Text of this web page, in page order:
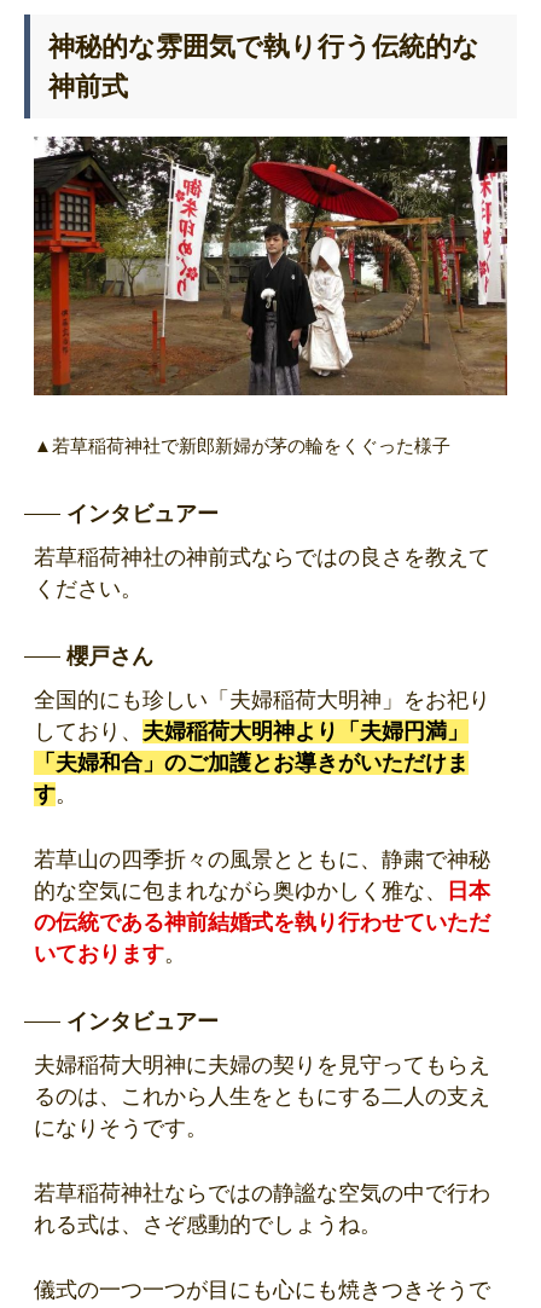
神秘的な雰囲気で執り行う伝統的な
神前式
▲若草稲荷神社で新郎新婦が茅の輪をくぐった様子
インタビュアー
若草稲荷神社の神前式ならではの良さを教えて
ください。
櫻戸さん
全国的にも珍しい「夫婦稲荷大明神」をお祀り
しており、 夫婦稲荷大明神より「夫婦円満」
「夫婦和合」のご加護とお導きがいただけま
す。
若草山の四季折々の風景とともに、静粛で神秘
的な空気に包まれながら奥ゆかしく雅な、
日本
の伝統である神前結婚式を執り行わせていただ
いております。
インタビュアー
夫婦稲荷大明神に夫婦の契りを見守ってもらえ
るのは、これから人生をともにする二人の支え
になりそうです。
若草稲荷神社ならではの静謐な空気の中で行わ
れる式は、さぞ感動的でしょうね。
儀式の一つ一つが目にも心にも焼きつきそうで